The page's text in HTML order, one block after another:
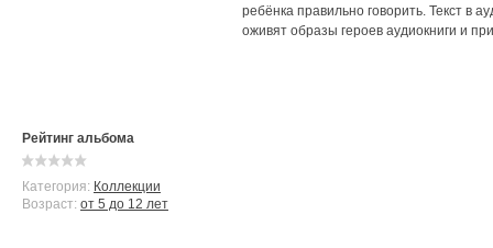
Рейтинг альбома
Категория: Коллекции
Возраст: от 5 до 12 лет
ребёнка правильно говорить. Текст в
оживят образы героев аудиокниги и